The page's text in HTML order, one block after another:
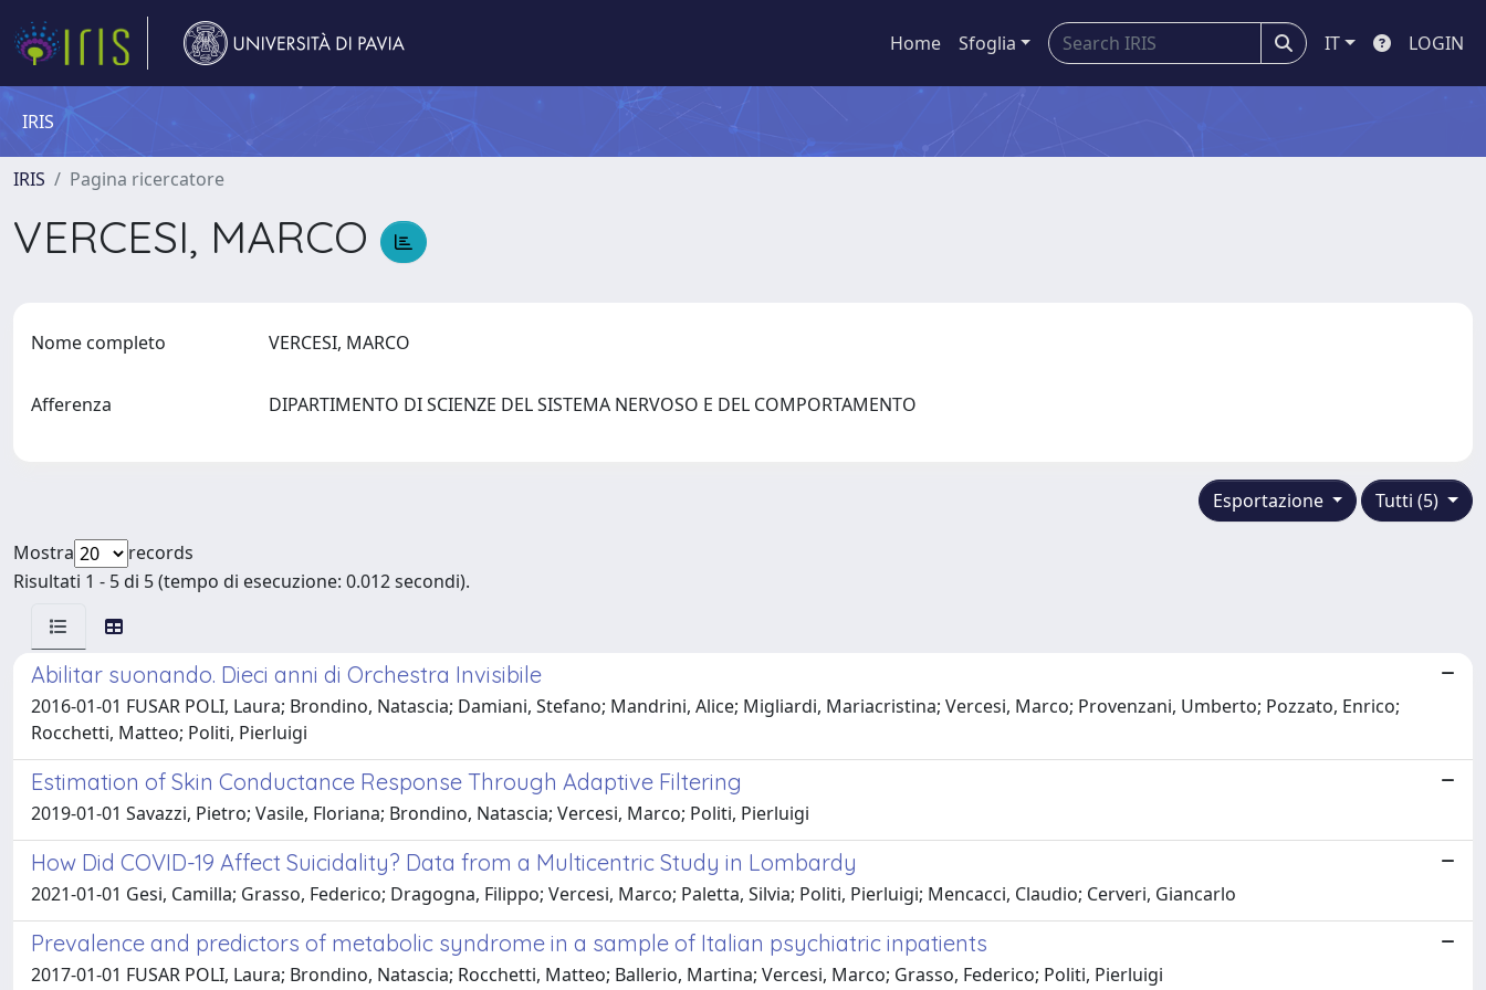
Home Sfoglia IT LOGIN
IRIS
IRIS Pagina ricercatore
VERCESI, MARCO
Nome completo VERCESI, MARCO
Afferenza DIPARTIMENTO DI SCIENZE DEL SISTEMA NERVOSO E DEL COMPORTAMENTO
Tutti (5)
Esportazione
Mostra
records
Risultati 1 - 5 di 5 (tempo di esecuzione: 0.012 secondi).
Abilitar suonando. Dieci anni di Orchestra Invisibile
2016-01-01 FUSAR POLI, Laura; Brondino, Natascia; Damiani, Stefano; Mandrini, Alice; Migliardi, Mariacristina; Vercesi, Marco; Provenzani, Umberto; Pozzato, Enrico;
Rocchetti, Matteo; Politi, Pierluigi
Estimation of Skin Conductance Response Through Adaptive Filtering
2019-01-01 Savazzi, Pietro; Vasile, Floriana; Brondino, Natascia; Vercesi, Marco; Politi, Pierluigi
How Did COVID-19 Affect Suicidality? Data from a Multicentric Study in Lombardy
2021-01-01 Gesi, Camilla; Grasso, Federico; Dragogna, Filippo; Vercesi, Marco; Paletta, Silvia; Politi, Pierluigi; Mencacci, Claudio; Cerveri, Giancarlo
Prevalence and predictors of metabolic syndrome in a sample of Italian psychiatric inpatients
2017-01-01 FUSAR POLI, Laura; Brondino, Natascia; Rocchetti, Matteo; Ballerio, Martina; Vercesi, Marco; Grasso, Federico; Politi, Pierluigi